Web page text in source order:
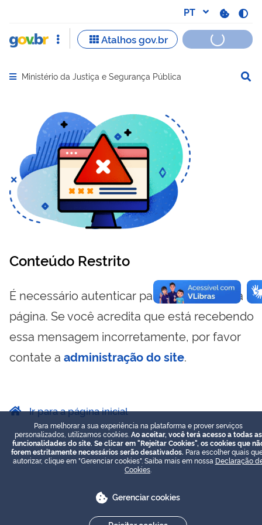
Abrir menu principal de navegação
Ministério da Justiça e Segurança Pública
Conteúdo Restrito
É necessário autenticar para visualizar essa
página. Se você acredita que está recebendo
essa mensagem incorretamente, por favor
contate a administração do site.
Ir para a página inicial
Para melhorar a sua experiência na plataforma e prover serviços
personalizados, utilizamos cookies. Ao aceitar, você terá acesso a todas as
funcionalidades do site. Se clicar em "Rejeitar Cookies", os cookies que
forem estritamente necessários serão desativados. Para escolher quais
autorizar, clique em "Gerenciar cookies". Saiba mais em nossa Declaração
Cookies
Gerenciar cookies